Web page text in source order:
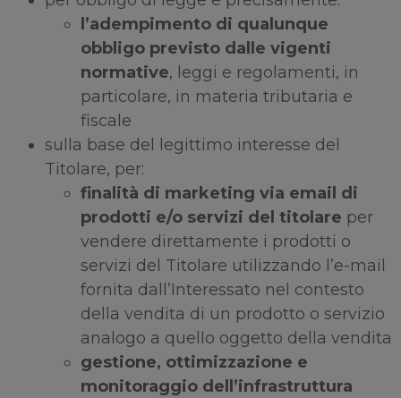
l’adempimento di qualunque
obbligo previsto dalle vigenti
normative, leggi e regolamenti, in
particolare, in materia tributaria e
fiscale
sulla base del legittimo interesse del
Titolare, per:
finalità di marketing via email di
prodotti e/o servizi del titolare per
vendere direttamente i prodotti o
servizi del Titolare utilizzando l’e-mail
fornita dall’Interessato nel contesto
della vendita di un prodotto o servizio
analogo a quello oggetto della vendita
gestione, ottimizzazione e
monitoraggio dell’infrastruttura